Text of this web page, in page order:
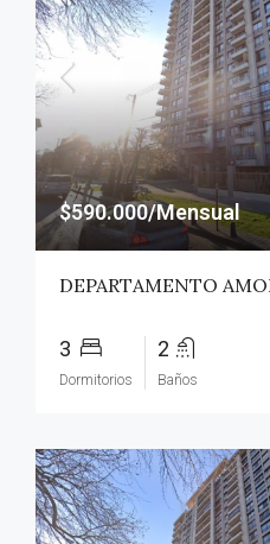
$590.000/Mensual
3
Dormitorios
2
Baños